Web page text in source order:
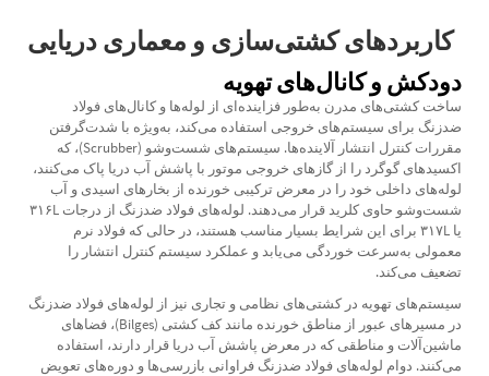
کاربردهای کشتی‌سازی و معماری دریایی
دودکش و کانال‌های تهویه
ساخت کشتی‌های مدرن به‌طور فزاینده‌ای از لوله‌ها و کانال‌های فولاد
ضدزنگ برای سیستم‌های خروجی استفاده می‌کند، به‌ویژه با شدت‌گرفتن
مقررات کنترل انتشار آلاینده‌ها. سیستم‌های شست‌وشو (Scrubber)، که
اکسیدهای گوگرد را از گازهای خروجی موتور با پاشش آب دریا پاک می‌کنند،
لوله‌های داخلی خود را در معرض ترکیبی خورنده از بخارهای اسیدی و آب
شست‌وشو حاوی کلرید قرار می‌دهند. لوله‌های فولاد ضدزنگ از درجات ۳۱۶L
یا ۳۱۷L برای این شرایط بسیار مناسب هستند، در حالی که فولاد نرم
معمولی به‌سرعت خوردگی می‌یابد و عملکرد سیستم کنترل انتشار را
تضعیف می‌کند.
سیستم‌های تهویه در کشتی‌های نظامی و تجاری نیز از لوله‌های فولاد ضدزنگ
در مسیرهای عبور از مناطق خورنده مانند کف کشتی (Bilges)، فضاهای
ماشین‌آلات و مناطقی که در معرض پاشش آب دریا قرار دارند، استفاده
می‌کنند. دوام لوله‌های فولاد ضدزنگ فراوانی بازرسی‌ها و دوره‌های تعویض